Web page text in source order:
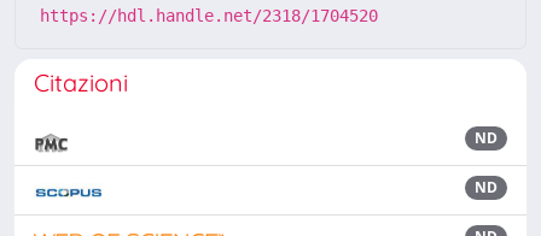
https://hdl.handle.net/2318/1704520
Citazioni
ND
ND